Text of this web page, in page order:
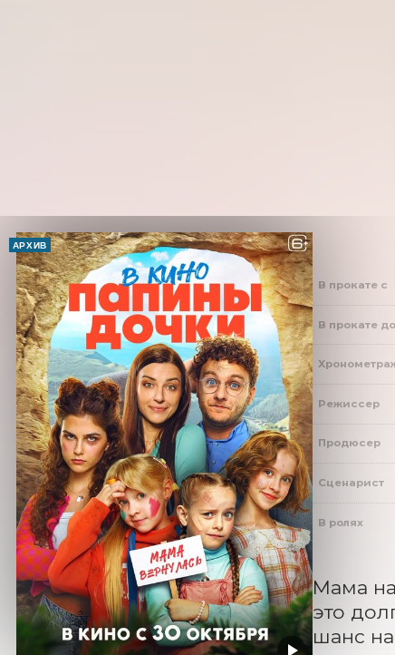
АРХИВ
В прокате с
В прокате до
Режиссер
Продюсер
Сценарист
В ролях
Мама
это
шанс